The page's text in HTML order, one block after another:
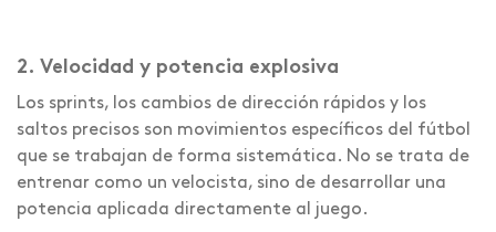
2. Velocidad y potencia explosiva
Los sprints, los cambios de dirección rápidos y los
saltos precisos son movimientos específicos del fútbol
que se trabajan de forma sistemática. No se trata de
entrenar como un velocista, sino de desarrollar una
potencia aplicada directamente al juego.